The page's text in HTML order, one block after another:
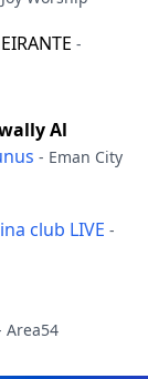
-
Al
- Eman City
club LIVE -
Area54